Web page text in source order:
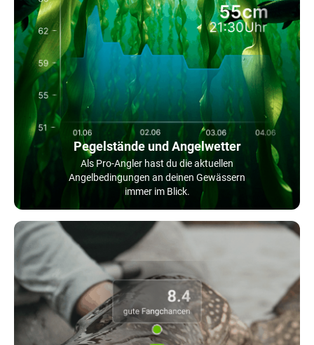
Pegelstände und Angelwetter
Als Pro-Angler hast du die aktuellen
Angelbedingungen an deinen Gewässern
immer im Blick.